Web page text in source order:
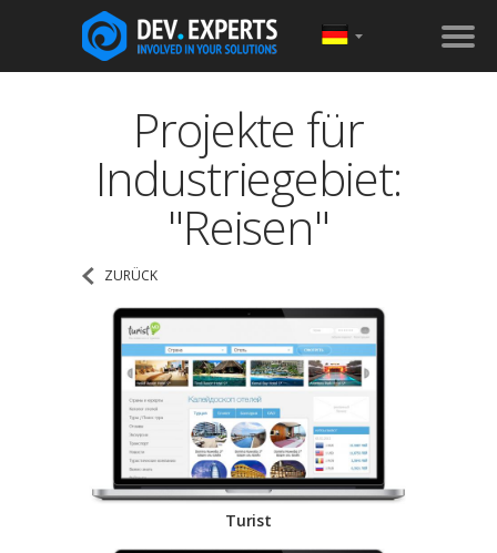
Projekte für
Industriegebiet:
"Reisen"
ZURÜCK
Turist